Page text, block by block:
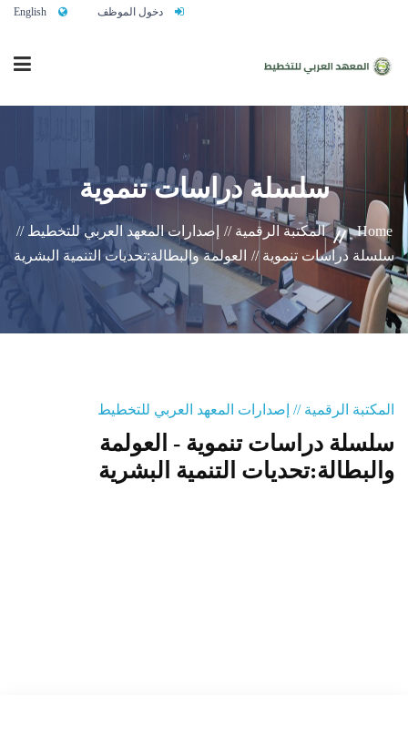
دخول الموظف English
الرئيسية
من نحن
خدماتنا
تواصلوا معنا
المنصة التدريبية
سلسلة دراسات تنموية
Home المكتبة الرقمية // إصدارات المعهد العربي للتخطيط //
سلسلة دراسات تنموية // العولمة والبطالة:تحديات التنمية البشرية
المكتبة الرقمية // إصدارات المعهد العربي للتخطيط
سلسلة دراسات تنموية - العولمة
والبطالة:تحديات التنمية البشرية